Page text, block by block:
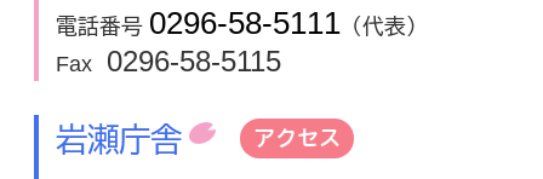
電話番号 0296-58-5111 （代表）
Fax
0296-58-5115
岩瀬庁舎 アクセス